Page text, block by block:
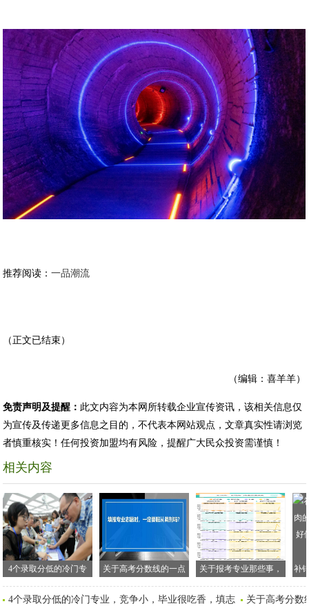
推荐阅读：一品潮流
（正文已结束）
（编辑：喜羊羊）
免责声明及提醒： 此文内容为本网所转载企业宣传资讯，该相关信息仅
为宣传及传递更多信息之目的，不代表本网站观点，文章真实性请浏览
者慎重核实！任何投资加盟均有风险，提醒广大民众投资需谨慎！
相关内容
4个录取分低的冷门专
业，竞争小，毕业很吃
香，填志愿重点关注
关于高考分数线的一点
小建议
关于报考专业那些事，
数据告诉你哪些是热门
补
的5
4个录取分低的冷门专业，竞争小，毕业很吃香，填志 关于高考分数